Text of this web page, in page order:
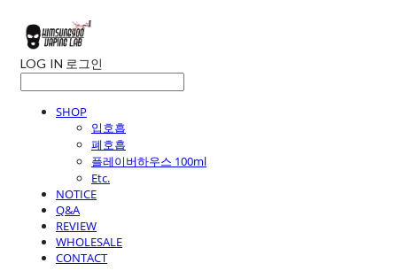
LOG IN 로그인
SHOP
입호흡
폐호흡
플레이버하우스 100ml
Etc.
NOTICE
Q&A
REVIEW
WHOLESALE
CONTACT